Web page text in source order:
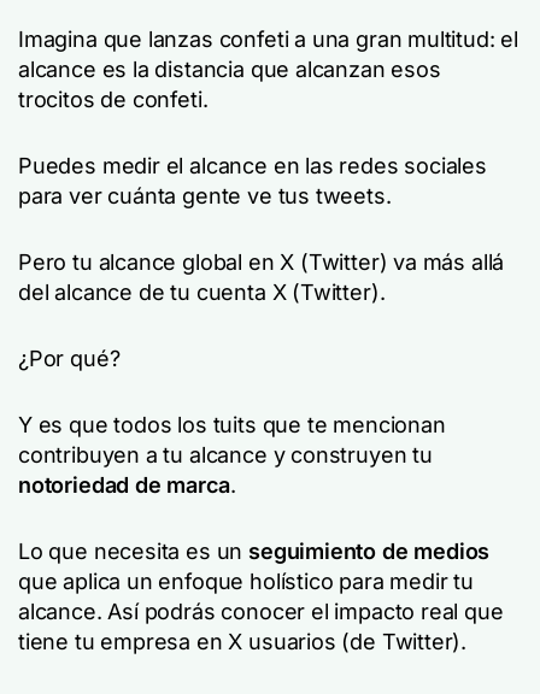
Imagina que lanzas confeti a una gran multitud: el
alcance es la distancia que alcanzan esos
trocitos de confeti.
Puedes medir el alcance en las redes sociales
para ver cuánta gente ve tus tweets.
Pero tu alcance global en X (Twitter) va más allá
del alcance de tu cuenta X (Twitter).
¿Por qué?
Y es que todos los tuits que te mencionan
contribuyen a tu alcance y construyen tu
notoriedad de marca.
Lo que necesita es un seguimiento de medios
que aplica un enfoque holístico para medir tu
alcance. Así podrás conocer el impacto real que
tiene tu empresa en X usuarios (de Twitter).